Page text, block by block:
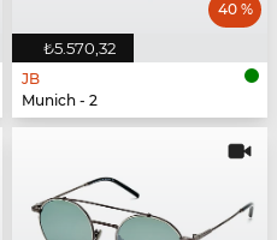
₺5.570,32
40 %
JB
Munich - 2